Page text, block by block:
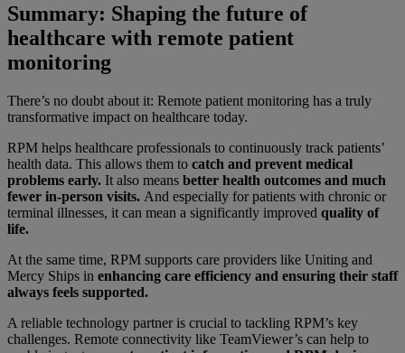
Summary: Shaping the future of
healthcare with remote patient
monitoring
There’s no doubt about it: Remote patient monitoring has a truly
transformative impact on healthcare today.
RPM helps healthcare professionals to continuously track patients’
health data. This allows them to catch and prevent medical
problems early. It also means better health outcomes and much
fewer in-person visits. And especially for patients with chronic or
terminal illnesses, it can mean a significantly improved quality of
life.
At the same time, RPM supports care providers like Uniting and
Mercy Ships in enhancing care efficiency and ensuring their staff
always feels supported.
A reliable technology partner is crucial to tackling RPM’s key
challenges. Remote connectivity like TeamViewer’s can help to